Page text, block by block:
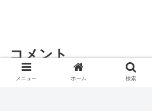
コメント
メニュー ホーム 検索